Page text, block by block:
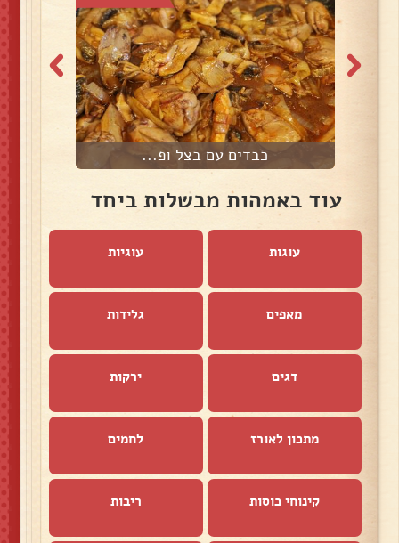
כבדים עם בצל ופ...
עוד באמהות מבשלות ביחד
עוגות עוגיות
מאפים גלידות
דגים ירקות
מתכון לאורז לחמים
קינוחי כוסות ריבות